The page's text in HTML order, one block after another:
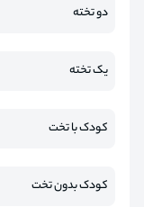
دو تخته
یک تخته
کودک با تخت
کودک بدون تخت